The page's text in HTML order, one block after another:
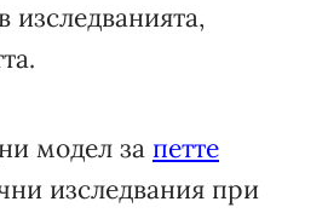
изследванията,
модел за петте
изследвания при